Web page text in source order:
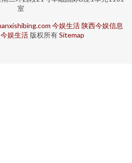
室
今娱生活陕西今娱信息
今娱生活 版权所有Sitemap